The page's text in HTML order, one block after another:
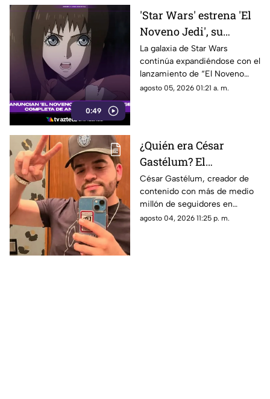
0:49
'Star Wars' estrena 'El
Noveno Jedi', su
primera serie de anime;
esto debes saber
La galaxia de Star Wars
continúa expandiéndose con el
lanzamiento de “El Noveno
Jedi”.
agosto 05, 2026 01:21 a. m.
¿Quién era César
Gastélum? El
influencer de Culiacán
asesinado durante una
transmisión en vivo
César Gastélum, creador de
contenido con más de medio
millón de seguidores en
TikTok, perdió la vida tras ser
agosto 04, 2026 11:25 p. m.